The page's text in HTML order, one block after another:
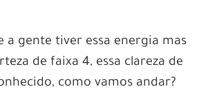
a gente tiver essa energia mas
de faixa 4, essa clareza de
como vamos andar?